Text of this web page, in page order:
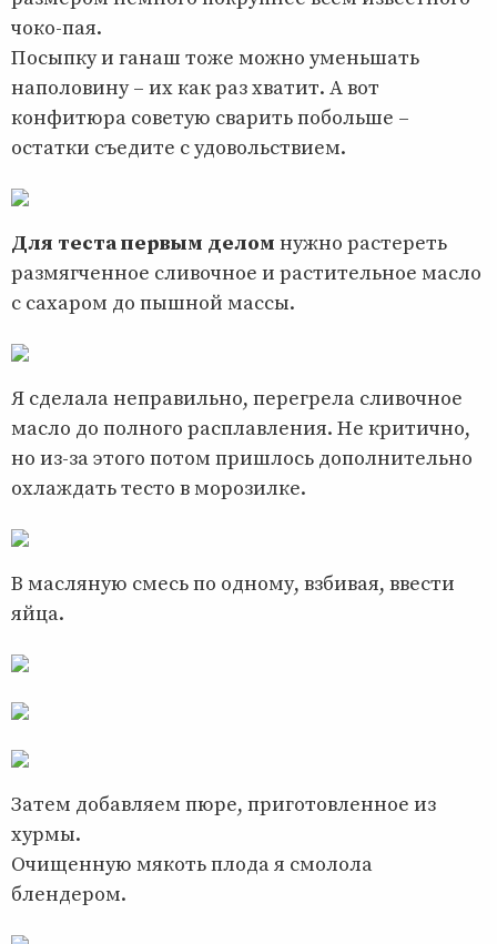
чоко-пая.
Посыпку и ганаш тоже можно уменьшать
наполовину – их как раз хватит. А вот
конфитюра советую сварить побольше –
остатки съедите с удовольствием.
Для теста первым делом нужно растереть
размягченное сливочное и растительное масло
с сахаром до пышной массы.
Я сделала неправильно, перегрела сливочное
масло до полного расплавления. Не критично,
но из-за этого потом пришлось дополнительно
охлаждать тесто в морозилке.
В масляную смесь по одному, взбивая, ввести
яйца.
Затем добавляем пюре, приготовленное из
хурмы.
Очищенную мякоть плода я смолола
блендером.